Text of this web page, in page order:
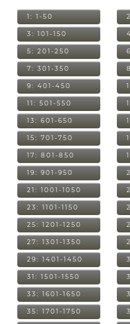
1: 1-50
3: 101-150
5: 201-250
7: 301-350
9: 401-450
11: 501-550
13: 601-650
15: 701-750
17: 801-850
19: 901-950
21: 1001-1050
23: 1101-1150
25: 1201-1250
27: 1301-1350
29: 1401-1450
31: 1501-1550
33: 1601-1650
35: 1701-1750